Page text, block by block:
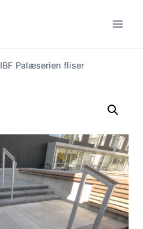
IBF Palæserien fliser